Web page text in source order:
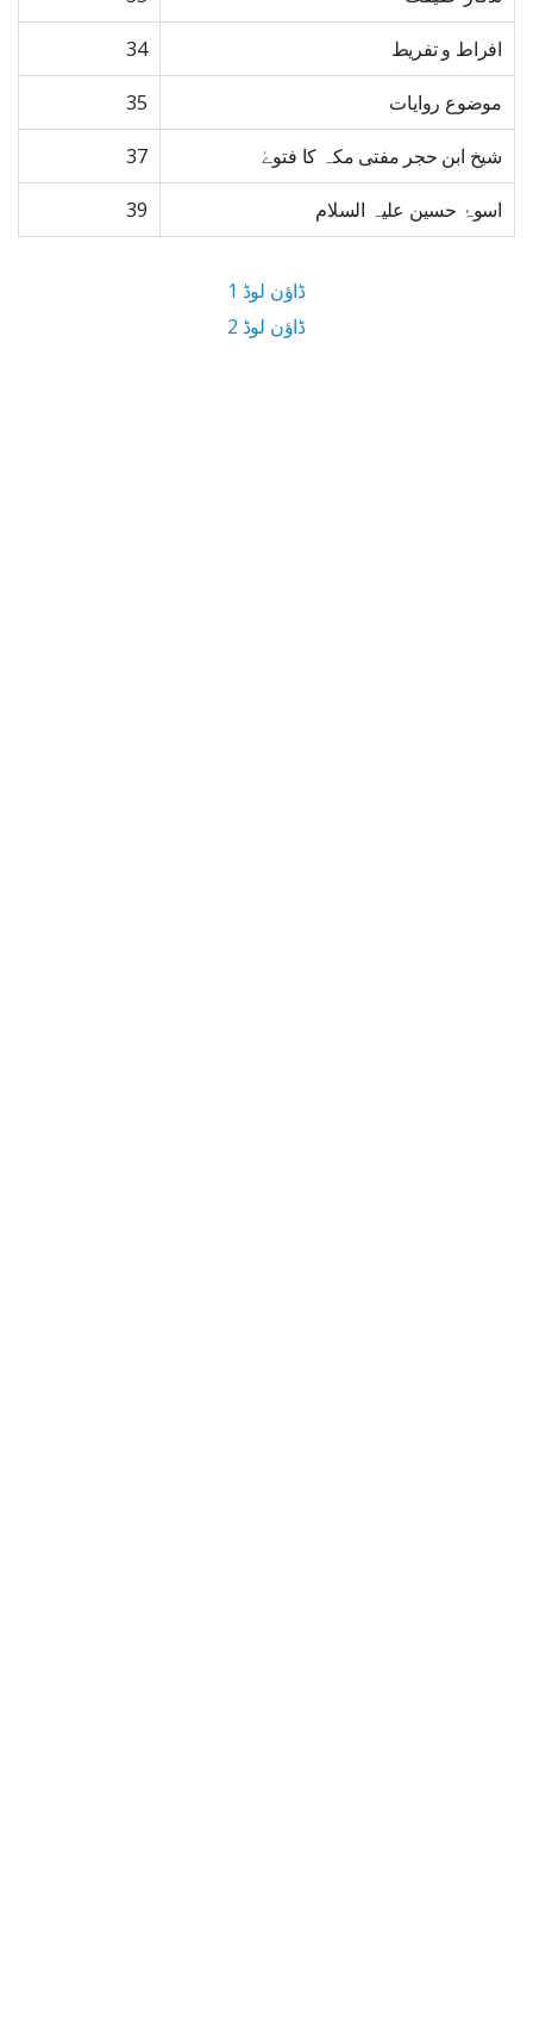
افراط و تفریط 34
موضوع روایات 35
شیخ ابن حجر مفتی مکہ کا فتوےٰ 37
اسوۂ حسین علیہ السلام 39
ڈاؤن لوڈ 1
ڈاؤن لوڈ 2